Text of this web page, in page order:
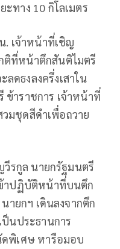
ทาง 10 กิโลเมตร
. เจ้าหน้าที่เชิญ
ติที่หน้าตึกสันติไมตรี
ดธงลงครึ่งเสาใน
าราชการ เจ้าหน้าที่
มชุดสีดำเพื่อถวาย
รกูล นายกรัฐมนตรี
ข้าปฏิบัติหน้าที่บนตึก
ายกฯ เดินลงจากตึก
นประธานการ
พิเศษ หารือมอบ